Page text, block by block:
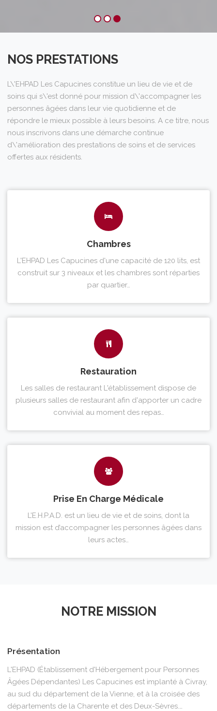
NOS PRESTATIONS
L\'EHPAD Les Capucines constitue un lieu de vie et de
soins qui s\'est donné pour mission d\'accompagner les
personnes âgées dans leur vie quotidienne et de
répondre le mieux possible à leurs besoins. A ce titre, nous
nous inscrivons dans une démarche continue
d\'amélioration des prestations de soins et de services
offertes aux résidents.
Chambres
L'EHPAD Les Capucines d'une capacité de 120 lits, est
construit sur 3 niveaux et les chambres sont réparties
par quartier…
Restauration
Les salles de restaurant L'établissement dispose de
plusieurs salles de restaurant afin d'apporter un cadre
convivial au moment des repas…
Prise En Charge Médicale
L’E.H.P.A.D. est un lieu de vie et de soins, dont la
mission est d’accompagner les personnes âgées dans
leurs actes…
NOTRE MISSION
Présentation
L'EHPAD (Établissement d'Hébergement pour Personnes
Âgées Dépendantes) Les Capucines est implanté à Civray,
au sud du département de la Vienne, et à la croisée des
départements de la Charente et des Deux-Sèvres.…